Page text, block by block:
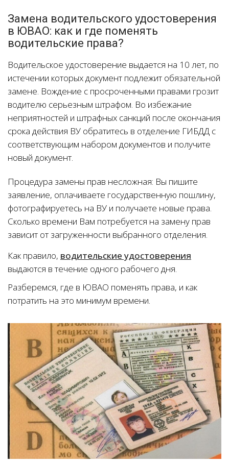
Замена водительского удостоверения
в ЮВАО: как и где поменять
водительские права?
Водительское удостоверение выдается на 10 лет, по
истечении которых документ подлежит обязательной
замене. Вождение с просроченными правами грозит
водителю серьезным штрафом. Во избежание
неприятностей и штрафных санкций после окончания
срока действия ВУ обратитесь в отделение ГИБДД с
соответствующим набором документов и получите
новый документ.
Процедура замены прав несложная: Вы пишите
заявление, оплачиваете государственную пошлину,
фотографируетесь на ВУ и получаете новые права.
Сколько времени Вам потребуется на замену прав
зависит от загруженности выбранного отделения.
Как правило, водительские удостоверения
выдаются в течение одного рабочего дня.
Разберемся, где в ЮВАО поменять права, и как
потратить на это минимум времени.